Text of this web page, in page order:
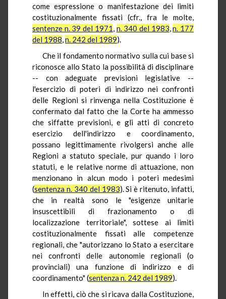
come espressione o manifestazione dei limiti
costituzionalmente fissati (cfr., fra le molte,
sentenze n. 39 del 1971, n. 340 del 1983,n. 177
del 1988,n. 242 del 1989).
Che il fondamento normativo sulla cui base si
riconosce allo Stato la possibilità di disciplinare
-- con adeguate previsioni legislative --
l'esercizio di poteri di indirizzo nei confronti
delle Regioni si rinvenga nella Costituzione è
confermato dal fatto che la Corte ha ammesso
che siffatte previsioni, e gli atti di concreto
esercizio dell'indirizzo e coordinamento,
possano legittimamente rivolgersi anche alle
Regioni a statuto speciale, pur quando i loro
statuti, e le relative norme di attuazione, non
menzionano in alcun modo i poteri medesimi
(sentenza n. 340 del 1983). Si è ritenuto, infatti,
che in realtà sono le "esigenze unitarie
insuscettibili di frazionamento o di
localizzazione territoriale", sottese ai limiti
costituzionalmente fissati alle competenze
regionali, che "autorizzano lo Stato a esercitare
nei confronti delle autonomie regionali (o
provinciali) una funzione di indirizzo e di
coordinamento" (sentenza n. 242 del 1989).
In effetti, ciò che si ricava dalla Costituzione,